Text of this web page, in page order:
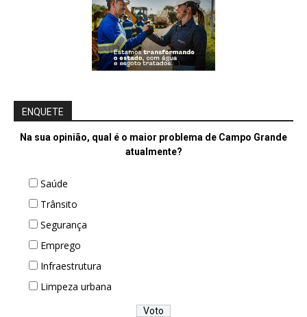
ENQUETE
Na sua opinião, qual é o maior problema de Campo Grande
atualmente?
Saúde
Trânsito
Segurança
Emprego
Infraestrutura
Limpeza urbana